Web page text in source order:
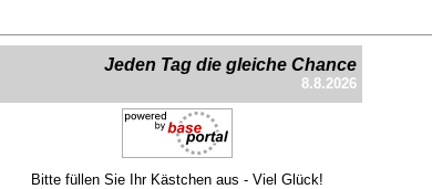
Jeden Tag die gleiche Chance
8.8.2026
Bitte füllen Sie Ihr Kästchen aus - Viel Glück!